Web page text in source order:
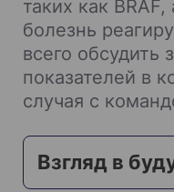
таких как
болезнь
всего обсудить
показателей в
случая с
Взгляд в